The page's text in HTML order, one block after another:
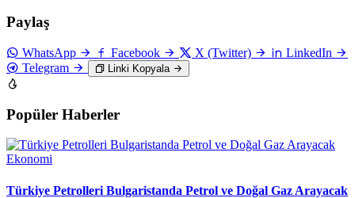
Paylaş
WhatsApp Facebook X (Twitter)
LinkedIn
Telegram
Linki Kopyala
Popüler Haberler
Ekonomi
Türkiye Petrolleri Bulgaristanda Petrol ve Doğal Gaz Arayacak